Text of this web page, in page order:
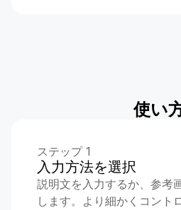
使い
ステップ 1
入力方法を選択
説明文を入力するか、参考
します。より細かくコント